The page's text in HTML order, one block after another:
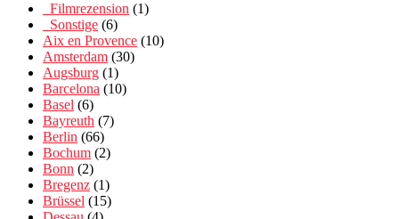
_Filmrezension (1)
_Sonstige (6)
Aix en Provence (10)
Amsterdam (30)
Augsburg (1)
Barcelona (10)
Basel (6)
Bayreuth (7)
Berlin (66)
Bochum (2)
Bonn (2)
Bregenz (1)
Brüssel (15)